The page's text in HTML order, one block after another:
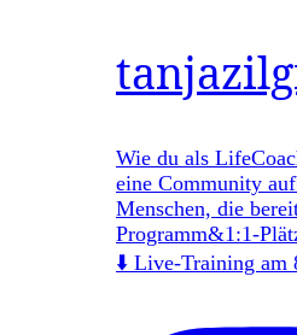
Wie du als
eine Community
Menschen, die
Programm&1:1-
⬇️ Live-Training am